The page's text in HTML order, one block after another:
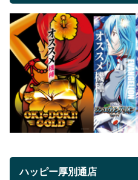
ハッピー厚別通店